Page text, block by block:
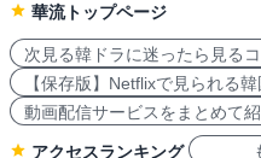
華流トップページ
次見る韓ドラに迷ったら見る
【保存版】Netflixで見られる
動画配信サービスをまとめて
アクセスランキング も